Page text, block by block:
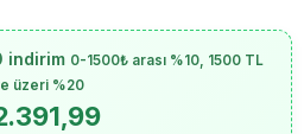
indirim 0-1500₺ arası %10, 1500 TL
üzeri %20